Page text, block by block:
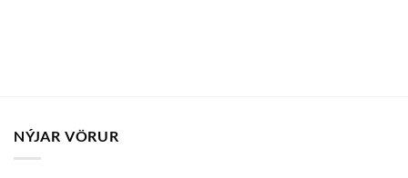
NÝJAR VÖRUR